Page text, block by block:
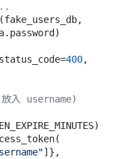
400,
入 username)
]},